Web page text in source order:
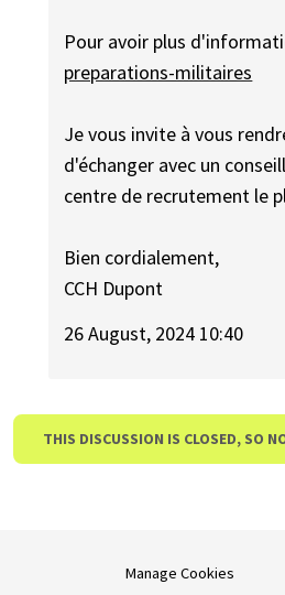
Pour avoir plus
preparations-militaires
Je vous invite à vous
d'échanger avec un
centre de recrutement le
Bien cordialement,
CCH Dupont
26 August, 2024 10:40
THIS DISCUSSION IS CLOSED, SO
Manage Cookies